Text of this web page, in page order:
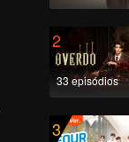
2
33 episódios
3